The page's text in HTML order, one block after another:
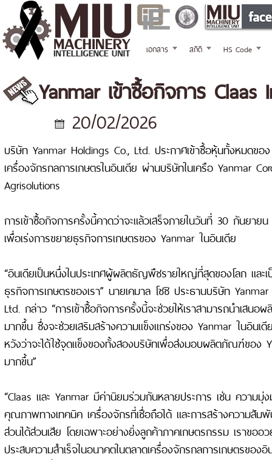
เอกสาร สถิติ HS Code
Yanmar เข้าซื้อกิจการ Claas
20/02/2026
บริษัท Yanmar Holdings Co., Ltd. ประกาศเข้าซื้อหุ้นทั้งหมดข
เครื่องจักรกลการเกษตรในอินเดีย ผ่านบริษัทในเครือ Yanmar
Agrisolutions
การเข้าซื้อกิจการครั้งนี้คาดว่าจะแล้วเสร็จภายในวันที่ 30 กันยาย
เพื่อเร่งการขยายธุรกิจการเกษตรของ Yanmar ในอินเดีย
“อินเดียเป็นหนึ่งในประเทศผู้ผลิตธัญพืชรายใหญ่ที่สุดของโลก แล
ธุรกิจการเกษตรของเรา” นายเคมาล โชชิ ประธานบริษัท
Ltd. กล่าว “การเข้าซื้อกิจการครั้งนี้จะช่วยให้เราสามารถนำเสน
มากขึ้น ซึ่งจะช่วยเสริมสร้างความแข็งแกร่งของ Yanmar ในอินเ
หวังว่าจะได้ใช้จุดแข็งของทั้งสองบริษัทเพื่อส่งมอบผลิตภัณฑ์ของ
มากขึ้น”
“Claas และ Yanmar มีค่านิยมร่วมกันหลายประการ เช่น ความมุ่
คุณภาพทางเทคนิค เครื่องจักรที่เชื่อถือได้ และการสร้างความสัม
ส่วนได้ส่วนเสีย โดยเฉพาะอย่างยิ่งลูกค้าภาคเกษตรกรรม เราขออ
ประสบความสำเร็จในอนาคตในตลาดเครื่องจักรกลการเกษตรของ